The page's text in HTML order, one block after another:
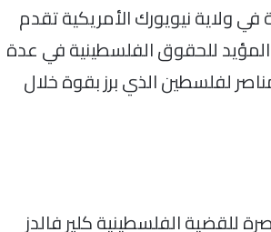
في ولاية نيويورك الأمريكية تقدم
للحقوق الفلسطينية في عدة
لفلسطين الذي برز بقوة خلال
للقضية الفلسطينية كلير فالدز